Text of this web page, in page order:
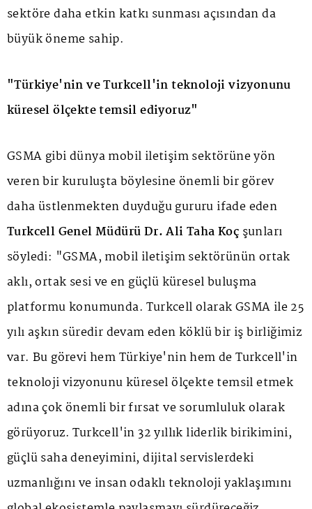
sektöre daha etkin katkı sunması açısından da
büyük öneme sahip.
"Türkiye'nin ve Turkcell'in teknoloji vizyonunu
küresel ölçekte temsil ediyoruz"
GSMA gibi dünya mobil iletişim sektörüne yön
veren bir kuruluşta böylesine önemli bir görev
daha üstlenmekten duyduğu gururu ifade eden
Turkcell Genel Müdürü Dr. Ali Taha Koç şunları
söyledi: "GSMA, mobil iletişim sektörünün ortak
aklı, ortak sesi ve en güçlü küresel buluşma
platformu konumunda. Turkcell olarak GSMA ile 25
yılı aşkın süredir devam eden köklü bir iş birliğimiz
var. Bu görevi hem Türkiye'nin hem de Turkcell'in
teknoloji vizyonunu küresel ölçekte temsil etmek
adına çok önemli bir fırsat ve sorumluluk olarak
görüyoruz. Turkcell'in 32 yıllık liderlik birikimini,
güçlü saha deneyimini, dijital servislerdeki
uzmanlığını ve insan odaklı teknoloji yaklaşımını